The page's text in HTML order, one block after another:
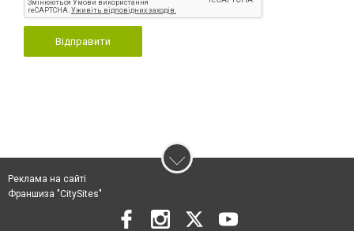
Відправити
Реклама на сайті
Франшиза "CitySites"